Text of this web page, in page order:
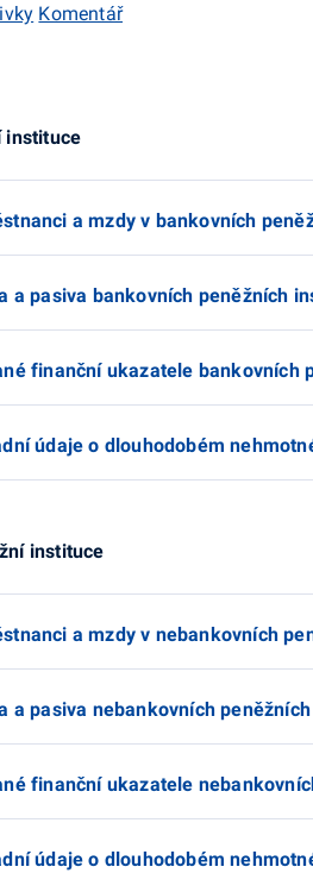
Komentář
instituce
a mzdy v bankovních
a pasiva bankovních peněžních
finanční ukazatele bankovních
údaje o dlouhodobém
instituce
a mzdy v nebankovních
a pasiva nebankovních
finanční ukazatele
údaje o dlouhodobém